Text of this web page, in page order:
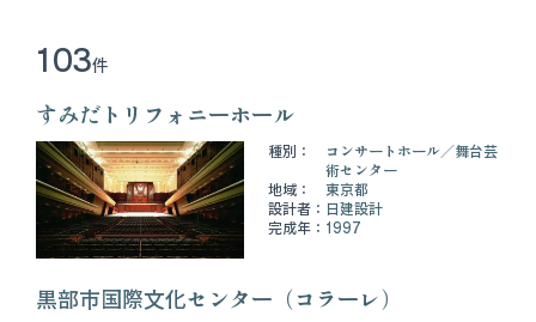
103件
すみだトリフォニーホール
種別： コンサートホール
舞台芸
術センター
地域：
東京都
設計者： 日建設計
完成年： 1997
黒部市国際文化センター（コラーレ）